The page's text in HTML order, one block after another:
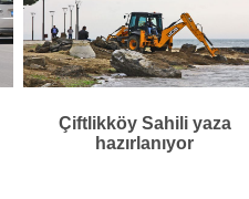
Çiftlikköy Sahili yaza
hazırlanıyor